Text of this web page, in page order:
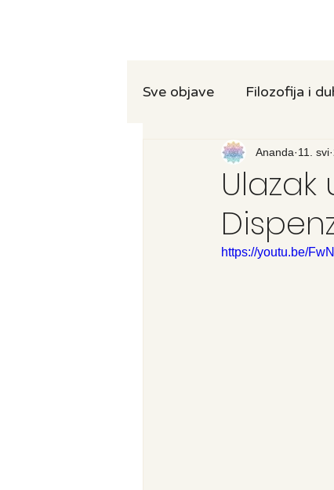
Sve objave Filozofija i
Recenzija knjige
Ulazak
Ananda 11. svi
https://youtu.be/